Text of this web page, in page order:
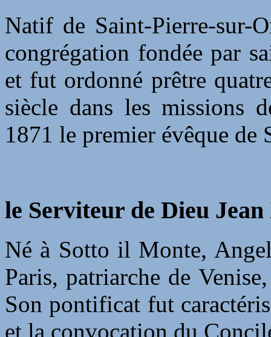
Natif de Saint-Pierre-sur-
congrégation fondée par
et fut ordonné prêtre
siècle dans les missions
1871 le premier évêque de
le Serviteur de Dieu
Né à Sotto il Monte,
Paris, patriarche de
Son pontificat fut
et la convocation du